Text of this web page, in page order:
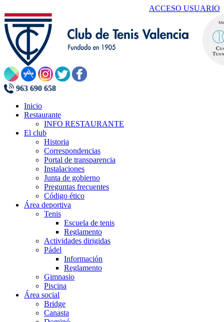
ACCESO USUARIO
963 690 658
Inicio
Restaurante
INFO RESTAURANTE
El club
Historia
Correspondencias
Portal de transparencia
Instalaciones
Junta de gobierno
Preguntas frecuentes
Código ético
Área deportiva
Tenis
Escuela de tenis
Reglamento
Actividades dirigidas
Pádel
Información
Reglamento
Gimnasio
Piscina
Área social
Bridge
Canasta